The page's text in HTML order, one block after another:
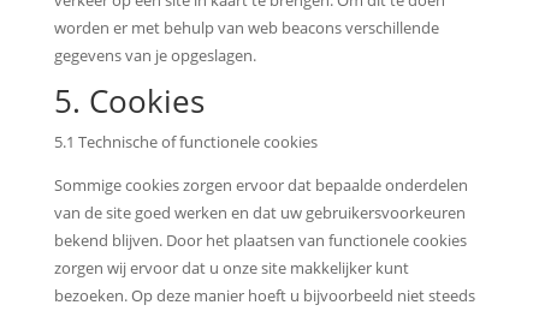
worden er met behulp van web beacons verschillende
gegevens van je opgeslagen.
5. Cookies
5.1 Technische of functionele cookies
Sommige cookies zorgen ervoor dat bepaalde onderdelen
van de site goed werken en dat uw gebruikersvoorkeuren
bekend blijven. Door het plaatsen van functionele cookies
zorgen wij ervoor dat u onze site makkelijker kunt
bezoeken. Op deze manier hoeft u bijvoorbeeld niet steeds